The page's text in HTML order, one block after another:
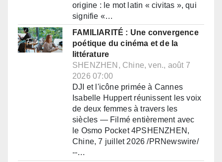
origine : le mot latin « civitas », qui
signifie «…
FAMILIARITÉ : Une convergence
poétique du cinéma et de la
littérature
SHENZHEN, Chine, ven., août 7
2026 07:00
DJI et l'icône primée à Cannes
Isabelle Huppert réunissent les voix
de deux femmes à travers les
siècles — Filmé entièrement avec
le Osmo Pocket 4PSHENZHEN,
Chine, 7 juillet 2026 /PRNewswire/
--…